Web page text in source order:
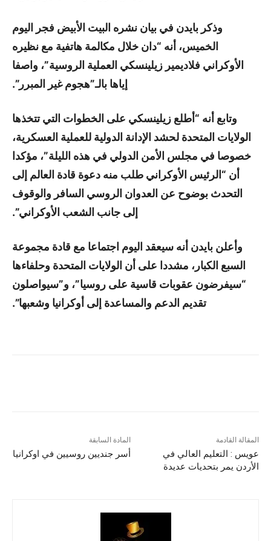
وذكر بايدن في بيان نشره البيت الأبيض فجر اليوم
الخميس، أنه “دان خلال مكالمة هاتفية مع نظيره
الأوكراني فلاديمير زيلينسكي العملية الروسية”، واصفا
إياها بالـ”هجوم غير المبرر”.
وتابع أنه “أطلع زيلينسكي على الخطوات التي تتخذها
الولايات المتحدة لحشد الإدانة الدولية للعملية العسكرية،
خصوصا في مجلس الأمن الدولي في هذه الليلة”، مؤكدا
أن “الرئيس الأوكراني طلب منه دعوة قادة العالم إلى
التحدث بوضوح عن العدوان الروسي السافر والوقوف
إلى جانب الشعب الأوكراني”.
وأعلن بايدن أنه سيعقد اليوم اجتماعا مع قادة مجموعة
السبع الكبار، مشددا على أن الولايات المتحدة وحلفاءها
“سيفرضون عقوبات قاسية على روسيا”، و”سيواصلون
تقديم الدعم والمساعدة إلى أوكرانيا وشعبها”.
المادة السابقة
أسر جنديين روسيين في اوكرانيا
المقالة القادمة
عويس : التعليم العالي في
الأردن يمر بتحديات عديدة